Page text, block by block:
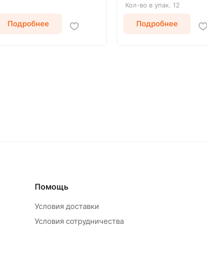
Подробнее
Кол-во в упак. 12
Подробнее
Помощь
Условия доставки
Условия сотрудничества